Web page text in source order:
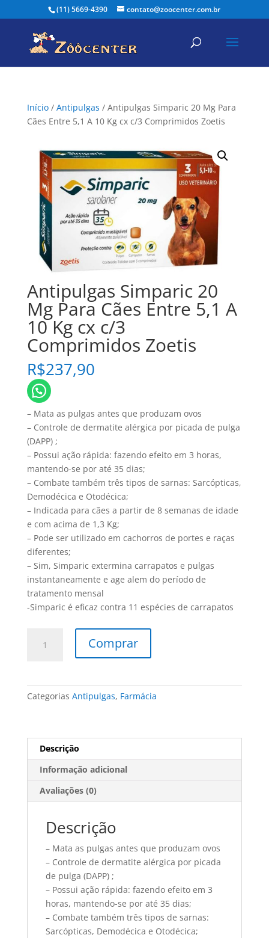
(11) 5669-4390 contato@zoocenter.com.br
Início/ Antipulgas / Antipulgas Simparic 20 Mg Para
Cães Entre 5,1 A 10 Kg cx c/3 Comprimidos Zoetis
Antipulgas Simparic 20
Mg Para Cães Entre 5,1 A
10 Kg cx c/3
Comprimidos Zoetis
R$237,90
– Mata as pulgas antes que produzam ovos
– Controle de dermatite alérgica por picada de pulga
(DAPP) ;
– Possui ação rápida: fazendo efeito em 3 horas,
mantendo-se por até 35 dias;
– Combate também três tipos de sarnas: Sarcópticas,
Demodécica e Otodécica;
– Indicada para cães a partir de 8 semanas de idade
e com acima de 1,3 Kg;
– Pode ser utilizado em cachorros de portes e raças
diferentes;
– Sim, Simparic extermina carrapatos e pulgas
instantaneamente e age alem do período de
tratamento mensal
-Simparic é eficaz contra 11 espécies de carrapatos
Simparic
Cães
10
c/3
Comprar
Categorias Antipulgas, Farmácia
Descrição
Informação adicional
Avaliações (0)
Descrição
– Mata as pulgas antes que produzam ovos
– Controle de dermatite alérgica por picada
de pulga (DAPP) ;
– Possui ação rápida: fazendo efeito em 3
horas, mantendo-se por até 35 dias;
– Combate também três tipos de sarnas:
Sarcópticas, Demodécica e Otodécica;